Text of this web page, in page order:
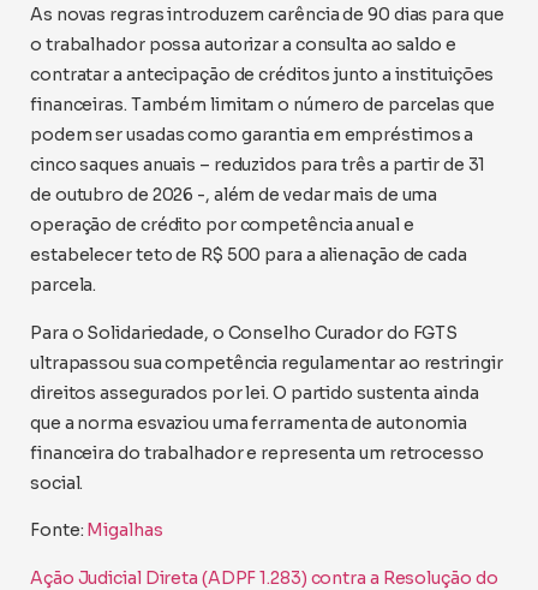
As novas regras introduzem carência de 90 dias para que
o trabalhador possa autorizar a consulta ao saldo e
contratar a antecipação de créditos junto a instituições
financeiras. Também limitam o número de parcelas que
podem ser usadas como garantia em empréstimos a
cinco saques anuais – reduzidos para três a partir de 31
de outubro de 2026 -, além de vedar mais de uma
operação de crédito por competência anual e
estabelecer teto de R$ 500 para a alienação de cada
parcela.
Para o Solidariedade, o Conselho Curador do FGTS
ultrapassou sua competência regulamentar ao restringir
direitos assegurados por lei. O partido sustenta ainda
que a norma esvaziou uma ferramenta de autonomia
financeira do trabalhador e representa um retrocesso
social.
Fonte: Migalhas
Ação Judicial Direta (ADPF 1.283) contra a Resolução do